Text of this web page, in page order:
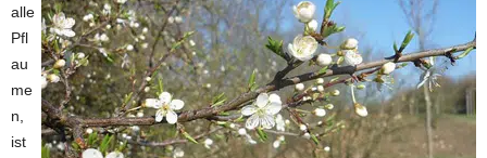
alle
Pfl
au
me
n,
ist